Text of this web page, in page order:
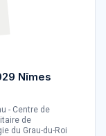
Nîmes
- Centre de
de
du Grau-du-Roi